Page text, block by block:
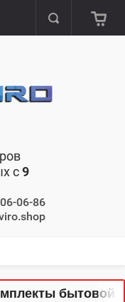
с9
06-86
бытовой